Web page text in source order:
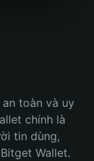
toàn và uy
chính là
tin dùng,
Wallet.